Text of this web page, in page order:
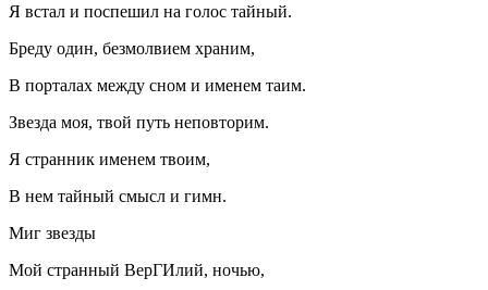
Я встал и поспешил на голос тайный.
Бреду один, безмолвием храним,
В порталах между сном и именем таим.
Звезда моя, твой путь неповторим.
Я странник именем твоим,
В нем тайный смысл и гимн.
Миг звезды
Мой странный ВерГИлий, ночью,